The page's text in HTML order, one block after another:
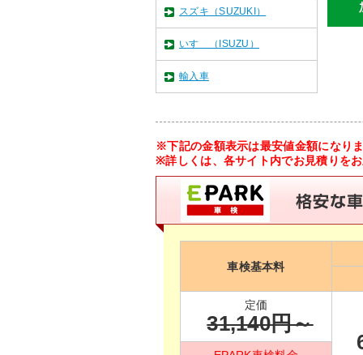
スズキ（SUZUKI）
いすゞ（ISUZU）
輸入車
※下記の金額表示は最安値金額になり
※詳しくは、各サイト内でお見積りを
車検基本料
定価
31,140円～